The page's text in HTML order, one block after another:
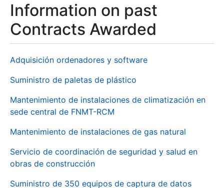
Information on past
Contracts Awarded
Adquisición ordenadores y software
Suministro de paletas de plástico
Mantenimiento de instalaciones de climatización en
sede central de FNMT-RCM
Mantenimiento de instalaciones de gas natural
Servicio de coordinación de seguridad y salud en
obras de construcción
Suministro de 350 equipos de captura de datos